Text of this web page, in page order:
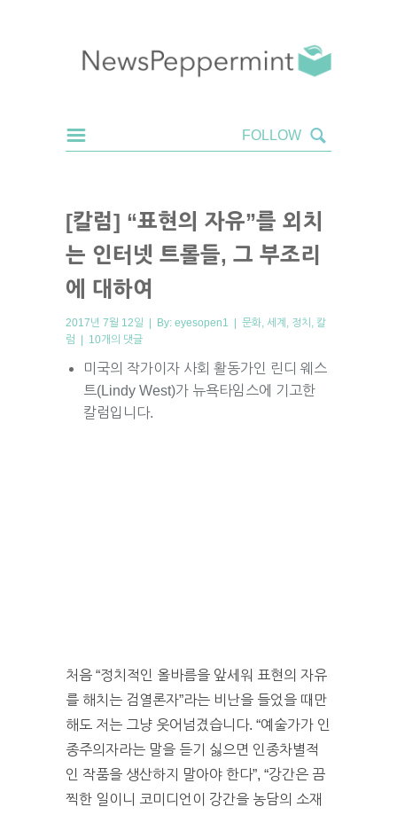
[칼럼] “표현의 자유”를 외치
는 인터넷 트롤들, 그 부조리
에 대하여
2017년 7월 12일 | By: eyesopen1 | 문화 세계 정치
칼
럼 | 10개의 댓글
미국의 작가이자 사회 활동가인 린디 웨스
트(Lindy West)가 뉴욕타임스에 기고한
칼럼입니다.
처음 “정치적인 올바름을 앞세워 표현의 자유
를 해치는 검열론자”라는 비난을 들었을 때만
해도 저는 그냥 웃어넘겼습니다. “예술가가 인
종주의자라는 말을 듣기 싫으면 인종차별적
인 작품을 생산하지 말아야 한다”, “강간은 끔
찍한 일이니 코미디언이 강간을 농담의 소재